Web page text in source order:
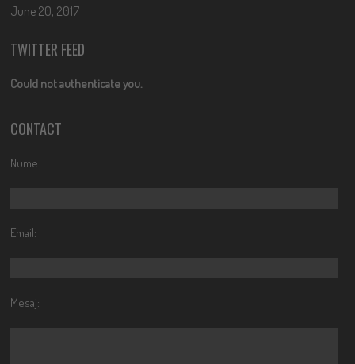
June 20, 2017
TWITTER FEED
Could not authenticate you.
CONTACT
Nume:
Email:
Mesaj: